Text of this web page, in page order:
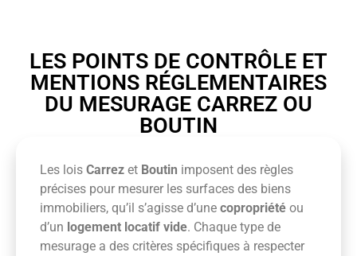
LES POINTS DE CONTRÔLE ET
MENTIONS RÉGLEMENTAIRES
DU MESURAGE CARREZ OU
BOUTIN
Les lois Carrez et Boutin imposent des règles
précises pour mesurer les surfaces des biens
immobiliers, qu’il s’agisse d’une copropriété ou
d’un logement locatif vide. Chaque type de
mesurage a des critères spécifiques à respecter